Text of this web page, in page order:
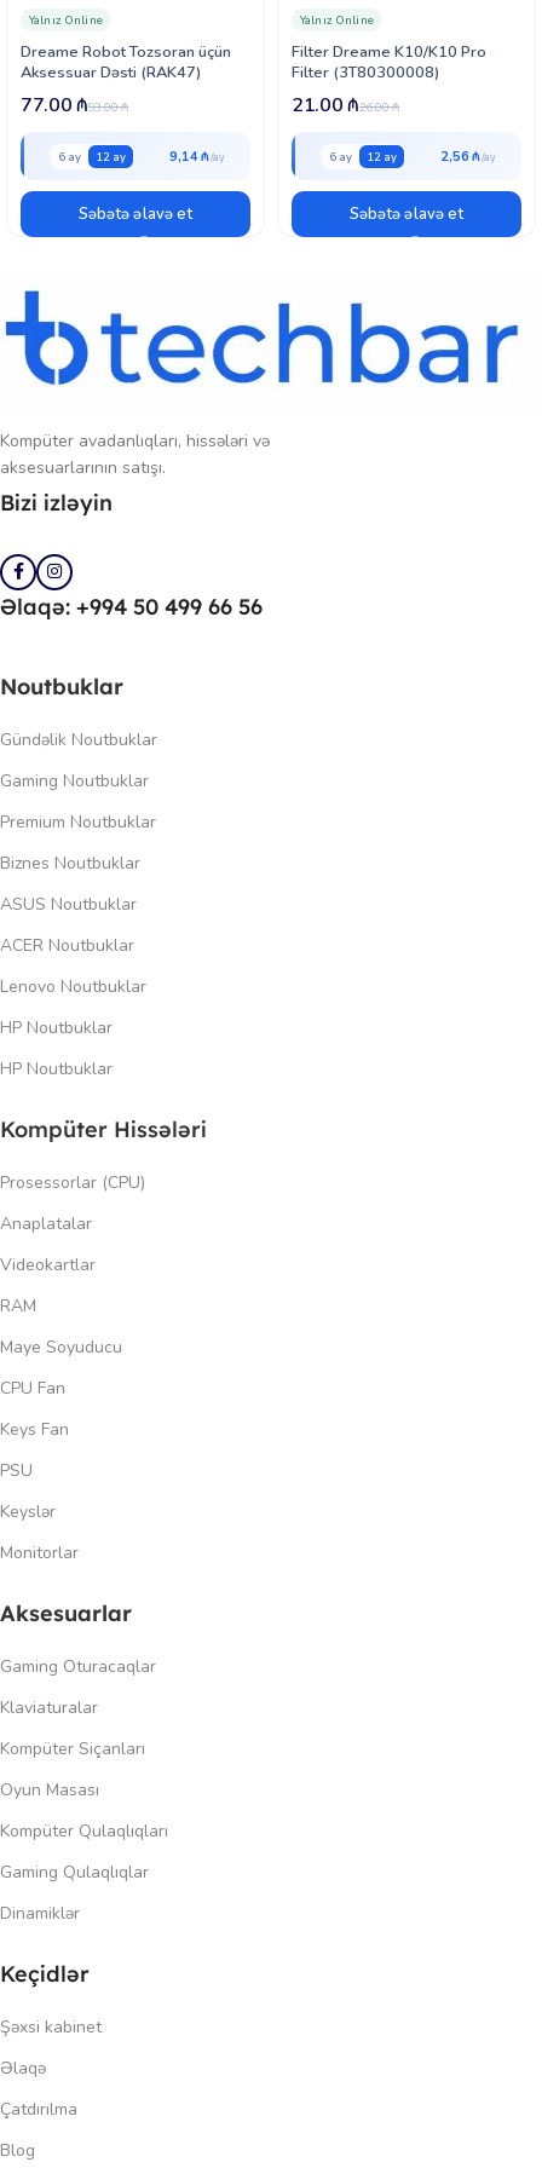
Dreame Robot Tozsoran üçün
Aksessuar Dəsti (RAK47)
Yalnız Online
93.00₼
77.00₼
6 ay 12 ay 9,14 ₼
Səbətə əlavə et
Filter Dreame K10/K10 Pro
Filter (3T80300008)
Yalnız Online
26.00₼
21.00₼
6 ay 12 ay 2,56 ₼
Səbətə əlavə et
Kompüter avadanlıqları, hissələri və
aksesuarlarının satışı.
Bizi izləyin
Əlaqə: +994 50 499 66 56
Noutbuklar
Gündəlik Noutbuklar
Gaming Noutbuklar
Premium Noutbuklar
Biznes Noutbuklar
ASUS Noutbuklar
ACER Noutbuklar
Lenovo Noutbuklar
HP Noutbuklar
HP Noutbuklar
Kompüter Hissələri
Prosessorlar (CPU)
Anaplatalar
Videokartlar
RAM
Maye Soyuducu
CPU Fan
Keys Fan
PSU
Keyslər
Monitorlar
Aksesuarlar
Gaming Oturacaqlar
Klaviaturalar
Kompüter Siçanları
Oyun Masası
Kompüter Qulaqlıqları
Gaming Qulaqlıqlar
Dinamiklər
Keçidlər
Şəxsi kabinet
Əlaqə
Çatdırılma
Blog